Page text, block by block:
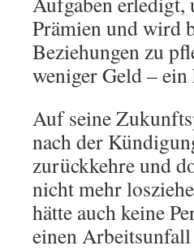
Prämien und wird
Beziehungen zu
weniger Geld –
Auf seine
nach der
zurückkehre und
nicht mehr
hätte auch keine
einen